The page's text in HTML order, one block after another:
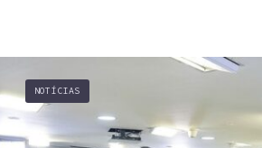
NOTÍCIAS